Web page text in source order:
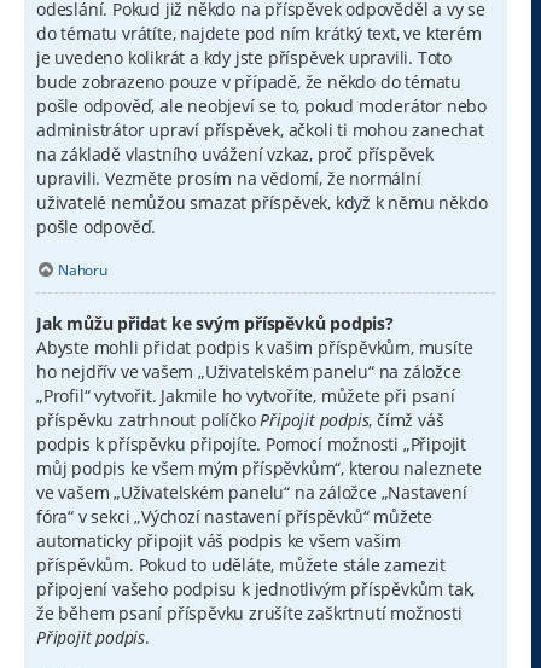
odeslání. Pokud již někdo na příspěvek odpověděl a vy se
do tématu vrátíte, najdete pod ním krátký text, ve kterém
je uvedeno kolikrát a kdy jste příspěvek upravili. Toto
bude zobrazeno pouze v případě, že někdo do tématu
pošle odpověď, ale neobjeví se to, pokud moderátor nebo
administrátor upraví příspěvek, ačkoli ti mohou zanechat
na základě vlastního uvážení vzkaz, proč příspěvek
upravili. Vezměte prosím na vědomí, že normální
uživatelé nemůžou smazat příspěvek, když k němu někdo
pošle odpověď.
Nahoru
Jak můžu přidat ke svým příspěvků podpis?
Abyste mohli přidat podpis k vašim příspěvkům, musíte
ho nejdřív ve vašem „Uživatelském panelu“ na záložce
„Profil“ vytvořit. Jakmile ho vytvoříte, můžete při psaní
příspěvku zatrhnout políčkoPřipojit podpis, čímž váš
podpis k příspěvku připojíte. Pomocí možnosti „Připojit
můj podpis ke všem mým příspěvkům“, kterou naleznete
ve vašem „Uživatelském panelu“ na záložce „Nastavení
fóra“ v sekci „Výchozí nastavení příspěvků“ můžete
automaticky připojit váš podpis ke všem vašim
příspěvkům. Pokud to uděláte, můžete stále zamezit
připojení vašeho podpisu k jednotlivým příspěvkům tak,
že během psaní příspěvku zrušíte zaškrtnutí možnosti
Připojit podpis.